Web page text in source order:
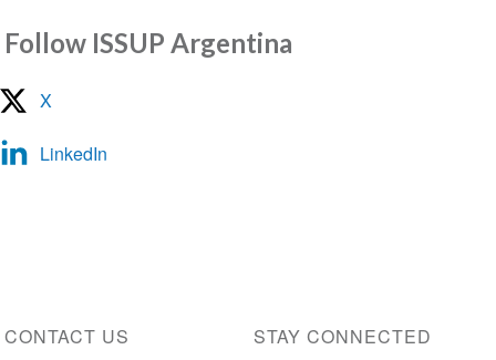
Messenger
Follow ISSUP Argentina
X
LinkedIn
CONTACT US STAY CONNECTED